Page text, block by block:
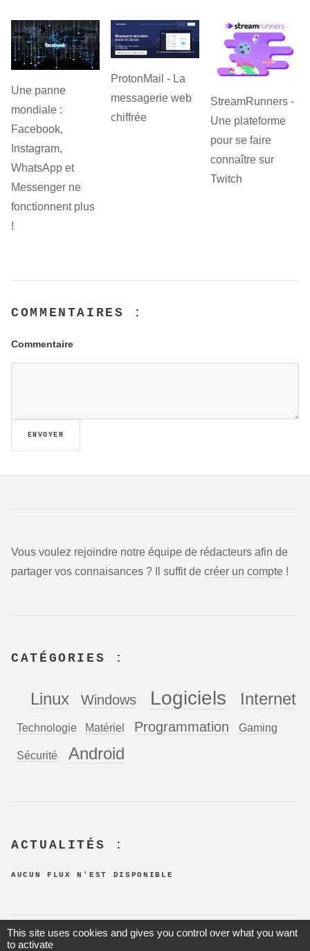
Une panne
mondiale :
Facebook,
Instagram,
WhatsApp et
Messenger ne
fonctionnent plus
!
ProtonMail - La
messagerie web
chiffrée
StreamRunners -
Une plateforme
pour se faire
connaître sur
Twitch
COMMENTAIRES :
Commentaire
ENVOYER
Vous voulez rejoindre notre équipe de rédacteurs afin de
partager vos connaisances ? Il suffit de créer un compte !
CATÉGORIES :
Linux Windows Logiciels Internet
Technologie Matériel Programmation Gaming
Sécurité Android
ACTUALITÉS :
AUCUN FLUX N'EST DISPONIBLE
This site uses cookies and gives you control over what you want
to activate